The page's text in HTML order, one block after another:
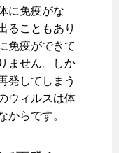
に免疫がな
ることもあり
免疫ができて
ません。しか
発してしまう
ウィルスは体
からです。